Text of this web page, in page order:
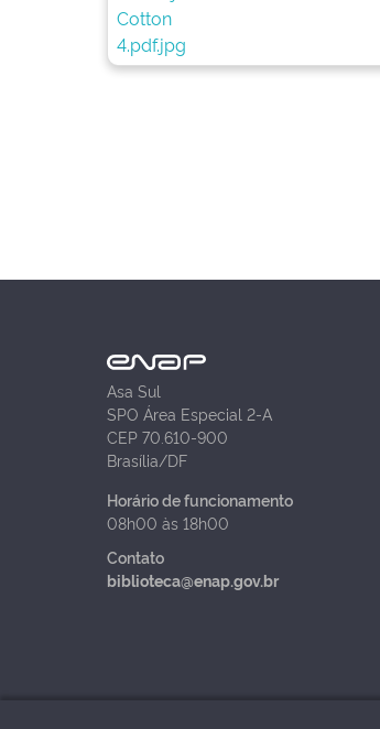
Asa Sul
SPO Área Especial 2-A
CEP 70.610-900
Brasília/DF
Horário de funcionamento
08h00 às 18h00
Contato
biblioteca@enap.gov.br